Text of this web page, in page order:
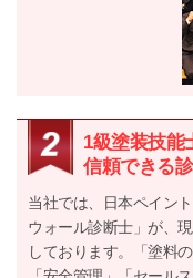
1級塗装技能
信頼できる
当社では、日本ペイン
ウォール診断士」が、
しております。「塗料